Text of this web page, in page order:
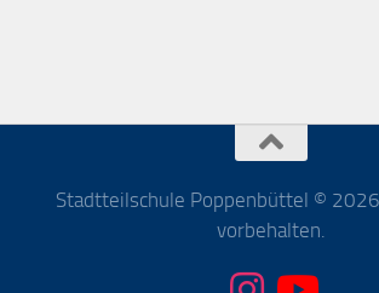
Stadtteilschule Poppenbüttel ©
vorbehalten.